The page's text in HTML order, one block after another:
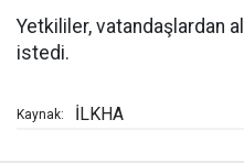
Yetkililer, vatandaşlardan
istedi.
Kaynak: İLKHA